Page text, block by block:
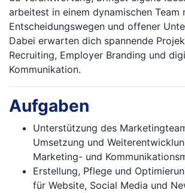
arbeitest in einem dynamischen Team
Entscheidungswegen und offener
Dabei erwarten dich spannende
Recruiting, Employer Branding und
Kommunikation.
Aufgaben
Unterstützung des
Umsetzung und
Marketing- und
Erstellung, Pflege und
für Website, Social Media und